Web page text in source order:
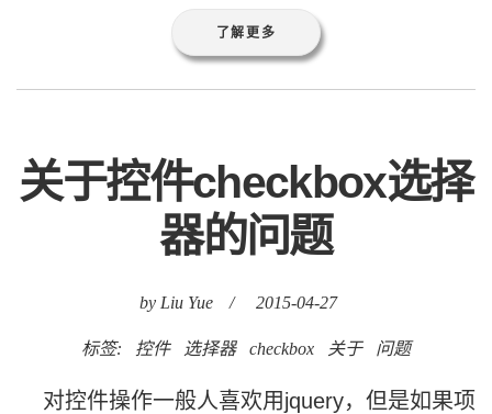
了解更多
关于控件checkbox选择
器的问题
by Liu Yue / 2015-04-27
标签: 控件 选择器 checkbox 关于 问题
对控件操作一般人喜欢用jquery，但是如果项